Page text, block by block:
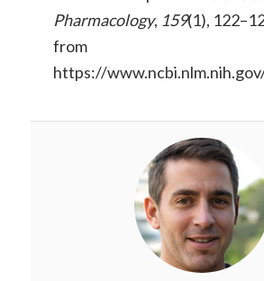
Pharmacology, 159(1),
from
https://